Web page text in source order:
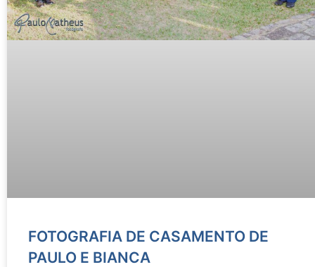
FOTOGRAFIA DE CASAMENTO DE
PAULO E BIANCA